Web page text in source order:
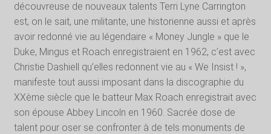
découvreuse de nouveaux talents Terri Lyne Carrington
est, on le sait, une militante, une historienne aussi et après
avoir redonné vie au légendaire « Money Jungle » que le
Duke, Mingus et Roach enregistraient en 1962, c’est avec
Christie Dashiell qu’elles redonnent vie au « We Insist ! »,
manifeste tout aussi imposant dans la discographie du
XXème siècle que le batteur Max Roach enregistrait avec
son épouse Abbey Lincoln en 1960. Sacrée dose de
talent pour oser se confronter à de tels monuments de